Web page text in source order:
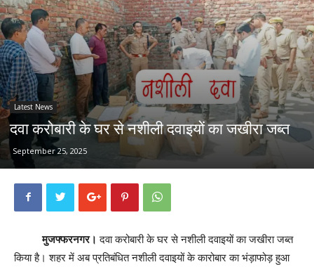
Latest News
दवा करोबारी के घर से नशीली दवाइयों का जखीरा जब्त
September 25, 2025
मुजफ्फरनगर। दवा करोबारी के घर से नशीली दवाइयों का जखीरा जब्त
किया है। शहर में अब प्रतिबंधित नशीली दवाइयों के कारोबार का भंड़ाफोड़ हुआ